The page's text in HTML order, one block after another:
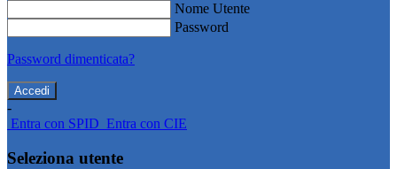
Nome Utente
Password
Password dimenticata?
-
Entra con SPID Entra con CIE
Seleziona utente